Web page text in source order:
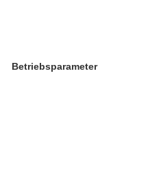
Betriebsparameter